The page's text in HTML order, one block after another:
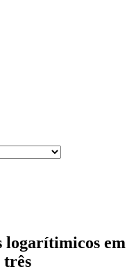
logarítimicos em
três